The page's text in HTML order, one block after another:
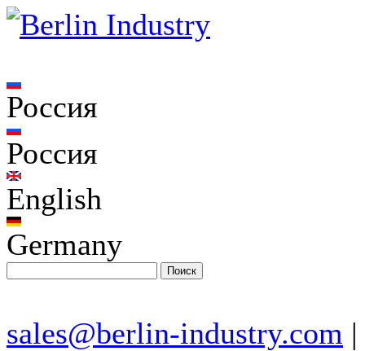
Россия
Россия
English
Germany
sales@berlin-industry.com |